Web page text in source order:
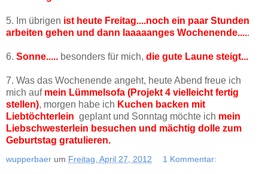
5. Im übrigen ist heute Freitag....noch ein paar Stunden
arbeiten gehen und dann laaaaanges Wochenende.....
6. Sonne..... besonders für mich, die gute Laune steigt...
7. Was das Wochenende angeht, heute Abend freue ich
mich auf mein Lümmelsofa (Projekt 4 vielleicht fertig
stellen), morgen habe ich Kuchen backen mit
Liebtöchterlein geplant und Sonntag möchte ich mein
Liebschwesterlein besuchen und mächtig dolle zum
Geburtstag gratulieren.
wupperbaer um Freitag, April 27, 2012 1 Kommentar: